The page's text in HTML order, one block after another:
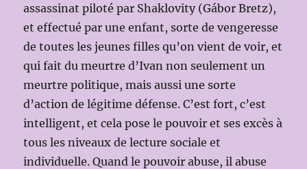
assassinat piloté par Shaklovity (Gábor Bretz),
et effectué par une enfant, sorte de vengeresse
de toutes les jeunes filles qu’on vient de voir, et
qui fait du meurtre d’Ivan non seulement un
meurtre politique, mais aussi une sorte
d’action de légitime défense. C’est fort, c’est
intelligent, et cela pose le pouvoir et ses excès à
tous les niveaux de lecture sociale et
individuelle. Quand le pouvoir abuse, il abuse